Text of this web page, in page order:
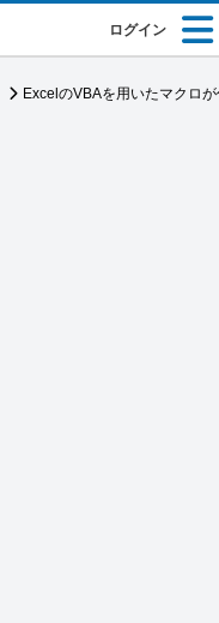
ログイン
ExcelのVBAを用いたマクロ